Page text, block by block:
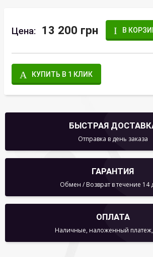
Цена: 13 200 грн В
КУПИТЬ В 1 КЛИК
БЫСТРАЯ
Отправка в день заказа
ГАРАНТИЯ
Обмен / Возврат в течение 14
ОПЛАТА
Наличные, наложенный платеж,